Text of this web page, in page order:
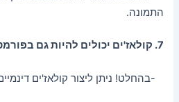
התמונה.
7. קולאז'ים יכולים להיות גם בפורמט דיגיטלי?
-בהחלט! ניתן ליצור קולאז'ים